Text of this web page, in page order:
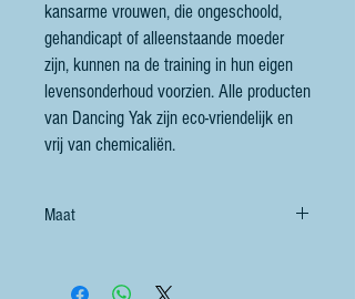
kansarme vrouwen, die ongeschoold,
gehandicapt of alleenstaande moeder
zijn, kunnen na de training in hun eigen
levensonderhoud voorzien. Alle producten
van Dancing Yak zijn eco-vriendelijk en
vrij van chemicaliën.
Maat